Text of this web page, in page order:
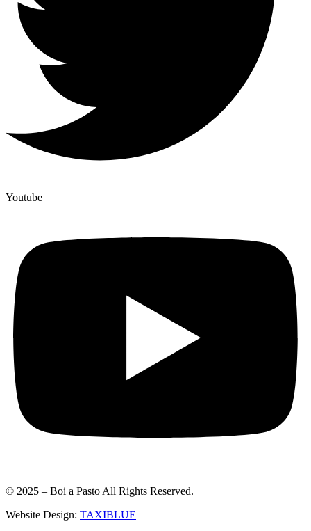
Youtube
© 2025 – Boi a Pasto All Rights Reserved.
Website Design: TAXIBLUE